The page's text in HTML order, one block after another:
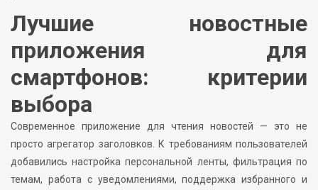
Лучшие новостные
приложения для
смартфонов: критерии
выбора
Современное приложение для чтения новостей — это не
просто агрегатор заголовков. К требованиям пользователей
добавились настройка персональной ленты, фильтрация по
темам, работа с уведомлениями, поддержка избранного и